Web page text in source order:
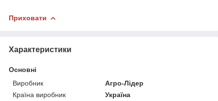
Приховати
Характеристики
Основні
Виробник
Агро-Лідер
Країна виробник
Україна